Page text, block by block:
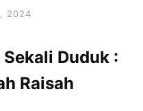
2024
Sekali Duduk :
Raisah